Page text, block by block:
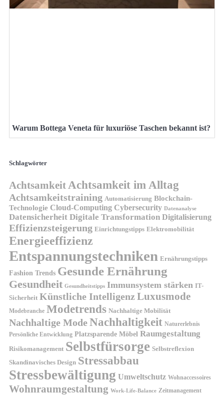
Warum Bottega Veneta für luxuriöse Taschen bekannt ist?
Schlagwörter
AchtsamkeitAchtsamkeit im Alltag
Achtsamkeitstraining Automatisierung Blockchain-
Technologie Cloud-Computing Cybersecurity Datenanalyse
Datensicherheit Digitale Transformation Digitalisierung
Effizienzsteigerung Einrichtungstipps Elektromobilität
Energieeffizienz
Entspannungstechniken Ernährungstipps
Fashion Trends Gesunde Ernährung
Gesundheit Gesundheitstipps Immunsystem stärken IT-
Sicherheit Künstliche IntelligenzLuxusmode
Modebranche Modetrends Nachhaltige Mobilität
Nachhaltige ModeNachhaltigkeit Naturerlebnis
Persönliche Entwicklung Platzsparende Möbel Raumgestaltung
Risikomanagement Selbstfürsorge Selbstreflexion
Skandinavisches Design Stressabbau
Stressbewältigung Umweltschutz Wohnaccessoires
Wohnraumgestaltung Work-Life-Balance Zeitmanagement